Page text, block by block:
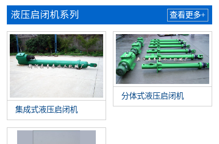
液压启闭机系列 查看更多+
集成式液压启闭机
分体式液压启闭机